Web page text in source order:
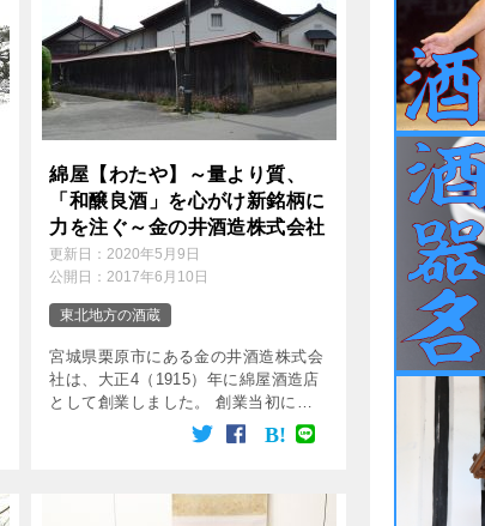
綿屋【わたや】～量より質、
「和醸良酒」を心がけ新銘柄に
力を注ぐ～金の井酒造株式会社
更新日：2020年5月9日
公開日：2017年6月10日
東北地方の酒蔵
宮城県栗原市にある金の井酒造株式会
社は、大正4（1915）年に綿屋酒造店
として創業しました。 創業当初に金
の井ブランドの酒を造っていたことか
ら、その後現在の社名である金の井酒